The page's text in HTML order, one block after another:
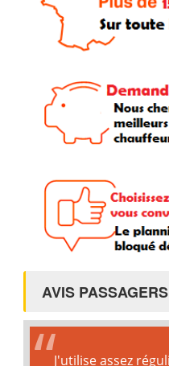
AVIS PASSAGERS